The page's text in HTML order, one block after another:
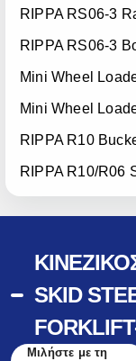
SKID
Μιλήστε με τη